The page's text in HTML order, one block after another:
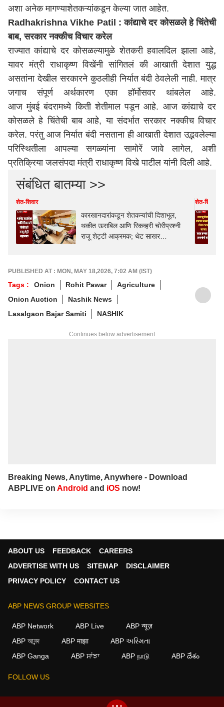
अशा अनेक मागण्याशेतकऱ्यांकडून केल्या जात आहेत.
Radhakrishna Vikhe Patil : कांद्याचे दर कोसळले हे चिंतेची
बाब, सरकार नक्कीच विचार करेल
राज्यात कांद्याचे दर कोसळल्यामुळे शेतकरी हवालदिल झाला आहे,
यावर मंत्री राधाकृष्ण विखेंनी सांगितलं की आखाती देशात युद्ध
असतांना देखील सरकारने कुठलीही निर्यात बंदी ठेवलेली नाही. मात्र
जगाच संपूर्ण अर्थकारण एका हॉर्मोसवर थांबलेल आहे.
आजमुंबईबंदरामध्ये किती शेतीमाल पडून आहे. आज कांद्याचे दर
कोसळले हे चिंतेची बाब आहे, या संदर्भात सरकार नक्कीच विचार
करेल. परंतु आज निर्यात बंदी नसताना ही आखाती देशात उद्भवलेल्या
परिस्थितीला आपल्या सगळ्यांना सामोरें जावे लागेल, अशी
प्रतिक्रिया जलसंपदा मंत्री राधाकृष्ण विखे पाटीलयांनीदिली आहे.
संबंधित बातम्या >>
शेत-शिवार
कारखानदारांकडून शेतकऱ्यांची दिशाभूल,
थकीत ऊसबिल आणि रिकव्हरी चोरीप्रश्नी
राजू शेट्टी आक्रमक; थेट साखर
शेत-शिवार
PUBLISHED AT : MON, MAY 18,2026, 7:02 AM (IST)
Tags : Onion Rohit Pawar
Agriculture
Onion Auction
Nashik News
Lasalgaon Bajar Samiti
NASHIK
Continues below advertisement
Breaking News, Anytime, Anywhere - Download
ABPLIVE on Android and iOS now!
ABOUT US FEEDBACK
CAREERS
ADVERTISE WITH US
SITEMAP
DISCLAIMER
PRIVACY POLICY
CONTACT US
ABP NEWS GROUP WEBSITES
ABP Network ABP Live
ABP न्यूज़
ABP আনন্দ
ABP माझा
ABP અસ્મિતા
ABP Ganga
ABP ਸਾਂਝਾ ABP நாடு ABP దేశం
FOLLOW US
We use cookies to improve your experience, analyze
agree to our use of cookies.